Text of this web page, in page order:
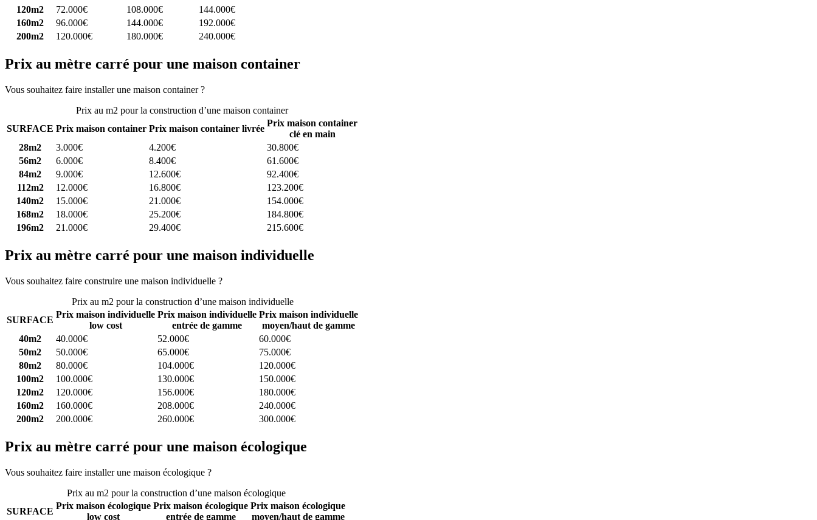
120m2
72.000€ 108.000€
144.000€
160m2
96.000€ 144.000€
192.000€
200m2
120.000€ 180.000€ 240.000€
Prix au mètre carré pour une maison container
Vous souhaitez faire installer une maison container ?
Prix au m2 pour la construction d’une maison container
SURFACE Prix maison container Prix maison container livrée
Prix maison container
clé en main
28m2
3.000€ 4.200€
30.800€
56m2
6.000€ 8.400€
61.600€
84m2
9.000€ 12.600€
92.400€
112m2
12.000€ 16.800€
123.200€
140m2
15.000€ 21.000€
154.000€
168m2
18.000€ 25.200€
184.800€
196m2
21.000€ 29.400€ 215.600€
Prix au mètre carré pour une maison individuelle
Vous souhaitez faire construire une maison individuelle ?
Prix au m2 pour la construction d’une maison individuelle
SURFACE
Prix maison individuelle
low cost
Prix maison individuelle
entrée de gamme
Prix maison individuelle
moyen/haut de gamme
40m2
40.000€ 52.000€
60.000€
50m2
50.000€ 65.000€
75.000€
80m2
80.000€ 104.000€
120.000€
100m2
100.000€ 130.000€
150.000€
120m2
120.000€ 156.000€
180.000€
160m2
160.000€ 208.000€
240.000€
200m2
200.000€ 260.000€ 300.000€
Prix au mètre carré pour une maison écologique
Vous souhaitez faire installer une maison écologique ?
Prix au m2 pour la construction d’une maison écologique
SURFACE
Prix maison écologique
low cost
Prix maison écologique
entrée de gamme
Prix maison écologique
moyen/haut de gamme